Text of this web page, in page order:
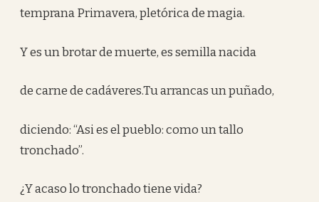
temprana Primavera, pletórica de magia.
Y es un brotar de muerte, es semilla nacida
de carne de cadáveres.Tu arrancas un puñado,
diciendo: “Asi es el pueblo: como un tallo
tronchado”.
¿Y acaso lo tronchado tiene vida?